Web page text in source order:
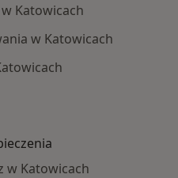
Katowicach
w Katowicach
w Katowicach